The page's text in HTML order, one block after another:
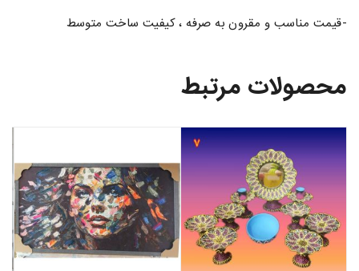
-قیمت مناسب و مقرون به صرفه ، کیفیت ساخت متوسط
محصولات مرتبط